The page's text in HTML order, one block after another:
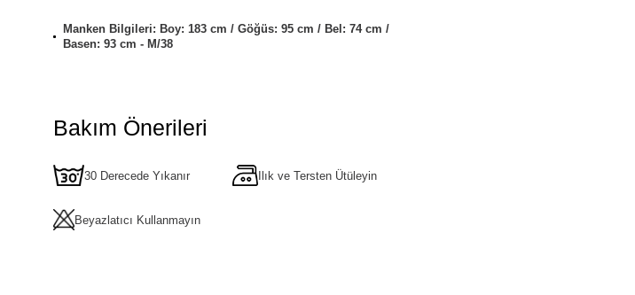
Manken Bilgileri: Boy: 183 cm / Göğüs: 95 cm / Bel: 74 cm /
Basen: 93 cm - M/38
Bakım Önerileri
30 Derecede Yıkanır Ilık ve Tersten Ütüleyin
Beyazlatıcı Kullanmayın